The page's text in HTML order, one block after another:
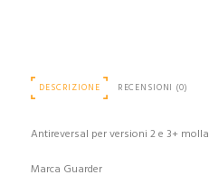
DESCRIZIONE RECENSIONI (0)
Antireversal per versioni 2 e 3+ molla
Marca Guarder